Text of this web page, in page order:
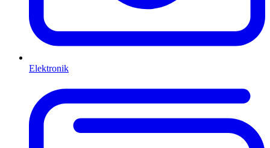
Elektronik